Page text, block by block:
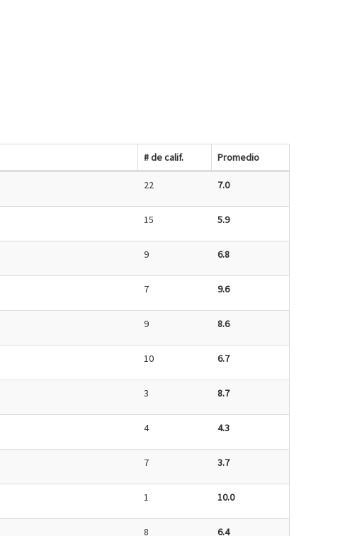
# de calif. Promedio
22 7.0
15 5.9
9 6.8
7 9.6
9 8.6
10 6.7
3 8.7
4 4.3
7 3.7
1 10.0
8 6.4